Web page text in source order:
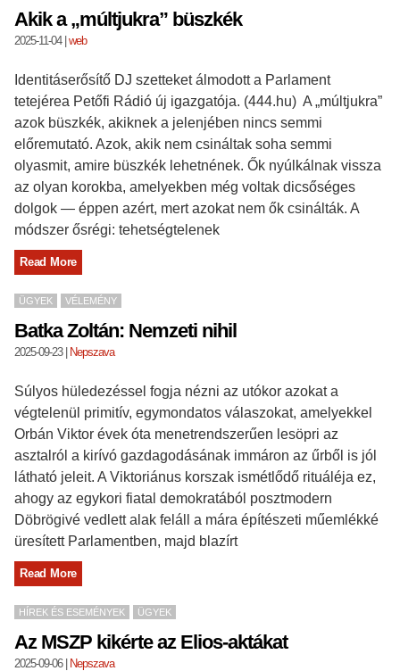
Akik a „múltjukra” büszkék
2025-11-04| web
Identitáserősítő DJ szetteket álmodott a Parlament
tetejérea Petőfi Rádió új igazgatója. (444.hu) A „múltjukra”
azok büszkék, akiknek a jelenjében nincs semmi
előremutató. Azok, akik nem csináltak soha semmi
olyasmit, amire büszkék lehetnének. Ők nyúlkálnak vissza
az olyan korokba, amelyekben még voltak dicsőséges
dolgok — éppen azért, mert azokat nem ők csinálták. A
módszer ősrégi: tehetségtelenek
Read More
ÜGYEK VÉLEMÉNY
Batka Zoltán: Nemzeti nihil
2025-09-23| Nepszava
Súlyos hüledezéssel fogja nézni az utókor azokat a
végtelenül primitív, egymondatos válaszokat, amelyekkel
Orbán Viktor évek óta menetrendszerűen lesöpri az
asztalról a kirívó gazdagodásának immáron az űrből is jól
látható jeleit. A Viktoriánus korszak ismétlődő rituáléja ez,
ahogy az egykori fiatal demokratából posztmodern
Döbrögivé vedlett alak feláll a mára építészeti műemlékké
üresített Parlamentben, majd blazírt
Read More
HÍREK ÉS ESEMÉNYEK ÜGYEK
Az MSZP kikérte az Elios-aktákat
2025-09-06| Nepszava